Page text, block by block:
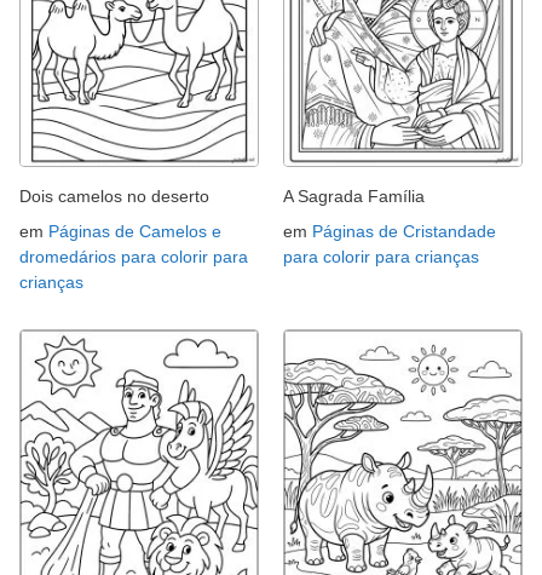
Dois camelos no deserto
em Páginas de Camelos e
dromedários para colorir para
crianças
A Sagrada Família
em Páginas de Cristandade
para colorir para crianças